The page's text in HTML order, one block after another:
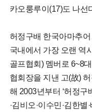
카오룽루이(17)도 나선
허정구배 한국아마추
국내에서 가장 오랜 역
골프협회) 멤버로 6~8
협회장을 지낸 고(故)
해 2003년부터 ‘허정구
·김비오·이수민·김한